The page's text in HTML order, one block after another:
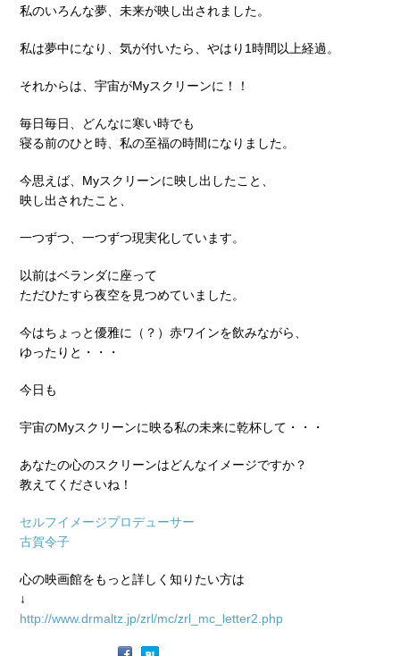
私のいろんな夢、未来が映し出されました。
私は夢中になり、気が付いたら、やはり1時間以上経過。
それからは、宇宙がMyスクリーンに！！
毎日毎日、どんなに寒い時でも
寝る前のひと時、私の至福の時間になりました。
今思えば、Myスクリーンに映し出したこと、
映し出されたこと、
一つずつ、一つずつ現実化しています。
以前はベランダに座って
ただひたすら夜空を見つめていました。
今はちょっと優雅に（？）赤ワインを飲みながら、
ゆったりと・・・
今日も
宇宙のMyスクリーンに映る私の未来に乾杯して・・・
あなたの心のスクリーンはどんなイメージですか？
教えてくださいね！
セルフイメージプロデューサー
古賀令子
心の映画館をもっと詳しく知りたい方は
↓
http://www.drmaltz.jp/zrl/mc/zrl_mc_letter2.php